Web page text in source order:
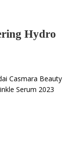
Hydro
Casmara Beauty
Serum 2023